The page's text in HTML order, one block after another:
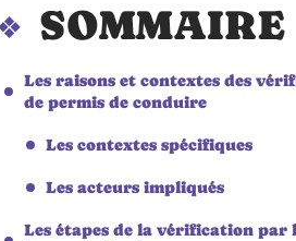
SOMMAIRE
Les raisons et contextes des
de permis de conduire
Les contextes spécifiques
Les acteurs impliqués
Les étapes de la vérification par